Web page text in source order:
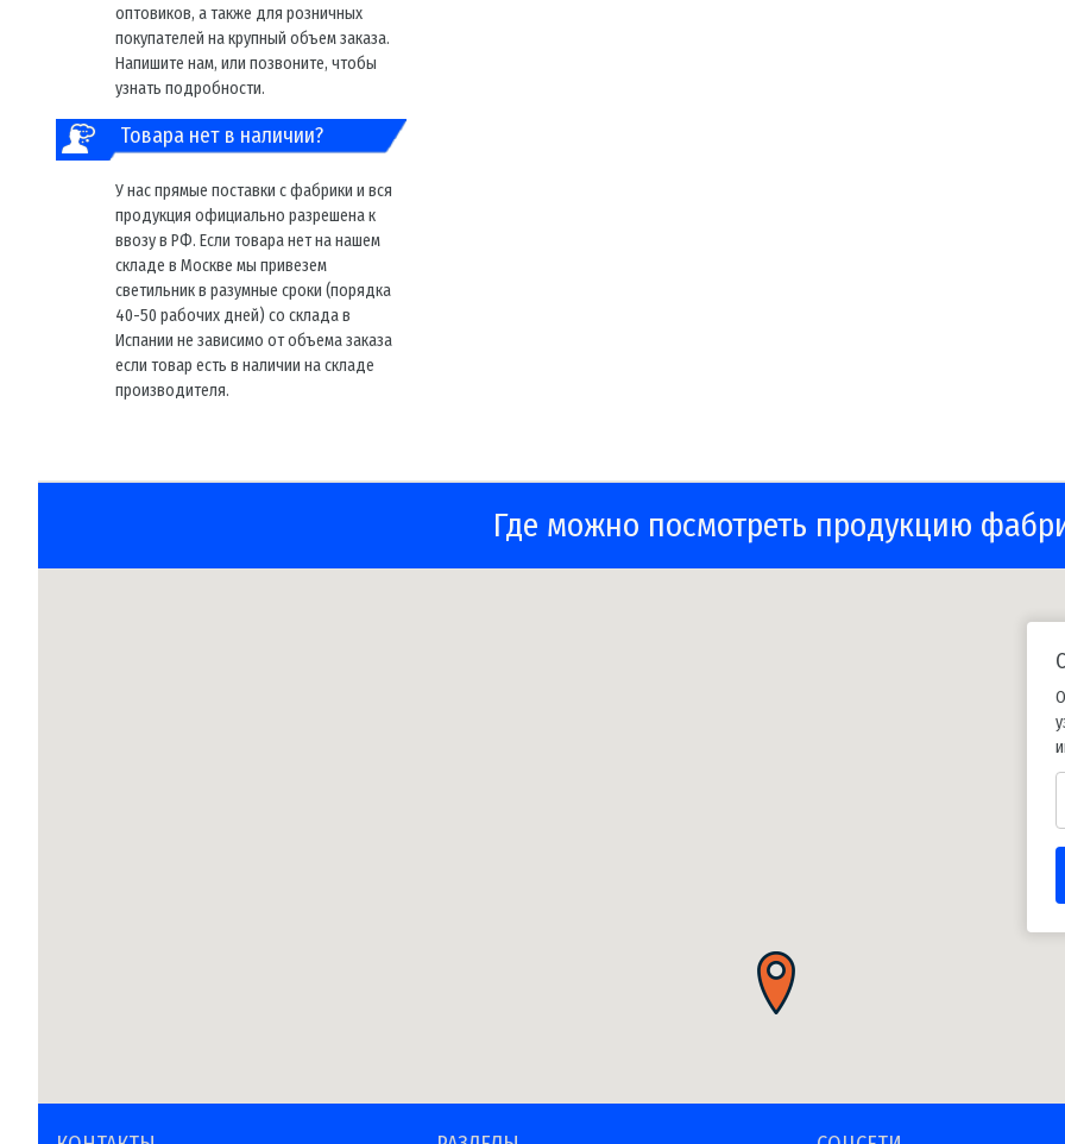
оптовиков, а также для розничных
покупателей на крупный объем заказа.
Напишите нам, или позвоните, чтобы
узнать подробности.
Товара нет в наличии?
У нас прямые поставки с фабрики и вся
продукция официально разрешена к
ввозу в РФ. Если товара нет на нашем
складе в Москве мы привезем
светильник в разумные сроки (порядка
40-50 рабочих дней) со склада в
Испании не зависимо от объема заказа
если товар есть в наличии на складе
производителя.
Где можно посмотреть продукцию